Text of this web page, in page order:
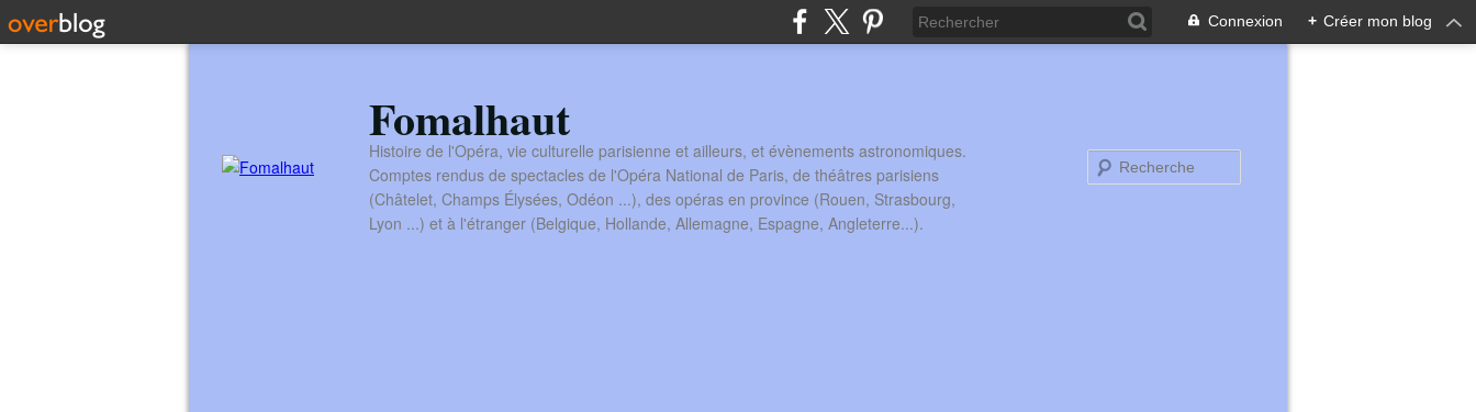
Connexion + Créer mon blog
Fomalhaut
Histoire de l'Opéra, vie culturelle parisienne et ailleurs, et évènements astronomiques.
Comptes rendus de spectacles de l'Opéra National de Paris, de théâtres parisiens
(Châtelet, Champs Élysées, Odéon ...), des opéras en province (Rouen, Strasbourg,
Lyon ...) et à l'étranger (Belgique, Hollande, Allemagne, Espagne, Angleterre...).